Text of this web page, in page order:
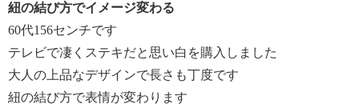
紐の結び方でイメージ変わる
60代156センチです
テレビで凄くステキだと思い白を購入しました
大人の上品なデザインで長さも丁度です
紐の結び方で表情が変わります